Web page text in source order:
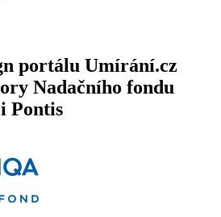
portálu Umírání.cz
Nadačního fondu
Pontis